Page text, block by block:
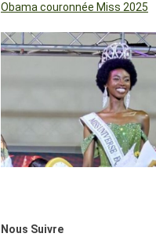
Obama couronnée Miss 2025
Nous Suivre